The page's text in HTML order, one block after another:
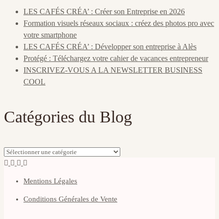
LES CAFÉS CRÉA’ : Créer son Entreprise en 2026
Formation visuels réseaux sociaux : créez des photos pro avec
votre smartphone
LES CAFÉS CRÉA’ : Développer son entreprise à Alès
Protégé : Téléchargez votre cahier de vacances entrepreneur
INSCRIVEZ-VOUS A LA NEWSLETTER BUSINESS
COOL
Catégories du Blog
Catégories
du
Mentions Légales
Conditions Générales de Vente